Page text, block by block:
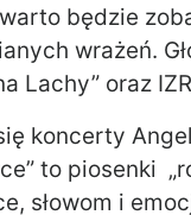
będzie
wrażeń.
Lachy” oraz
koncerty
to piosenki
słowom i